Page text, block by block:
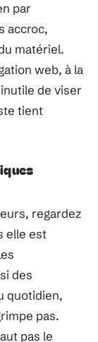
par
accroc,
matériel.
web, à la
de viser
tient
regardez
elle est
des
quotidien,
pas.
pas le